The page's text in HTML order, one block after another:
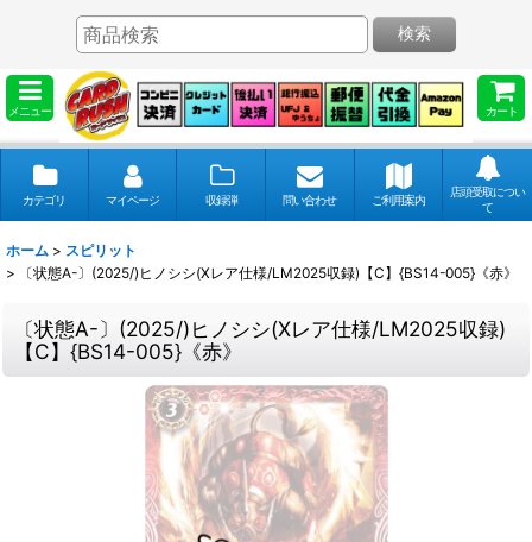
メニュー カート
検索
カテゴリ マイページ 収録弾 問い合わせ ご利用案内
店頭受取につい
て
ホーム > スピリット
>
〔状態A-〕(2025/)ヒノシシ(Xレア仕様/LM2025収録)【C】{BS14-005}《赤》
〔状態A-〕(2025/)ヒノシシ(Xレア仕様/LM2025収録)
【C】{BS14-005}《赤》